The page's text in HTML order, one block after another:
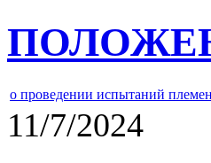
о проведении испытаний
11/7/2024